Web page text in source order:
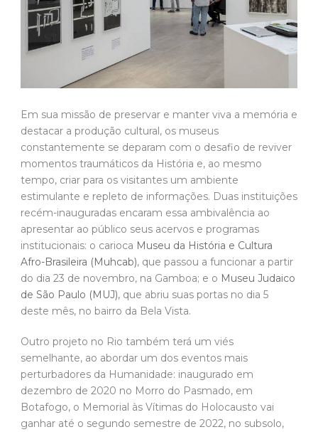
Em sua missão de preservar e manter viva a memória e
destacar a produção cultural, os museus
constantemente se deparam com o desafio de reviver
momentos traumáticos da História e, ao mesmo
tempo, criar para os visitantes um ambiente
estimulante e repleto de informações. Duas instituições
recém-inauguradas encaram essa ambivalência ao
apresentar ao público seus acervos e programas
institucionais: o carioca Museu da História e Cultura
Afro-Brasileira (Muhcab), que passou a funcionar a partir
do dia 23 de novembro, na Gamboa; e o Museu Judaico
de São Paulo (MUJ), que abriu suas portas no dia 5
deste mês, no bairro da Bela Vista.
Outro projeto no Rio também terá um viés
semelhante, ao abordar um dos eventos mais
perturbadores da Humanidade: inaugurado em
dezembro de 2020 no Morro do Pasmado, em
Botafogo, o Memorial às Vítimas do Holocausto vai
ganhar até o segundo semestre de 2022, no subsolo,